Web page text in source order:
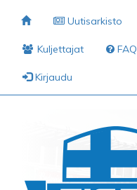
Uutisarkisto
Kuljettajat FAQ
Kirjaudu